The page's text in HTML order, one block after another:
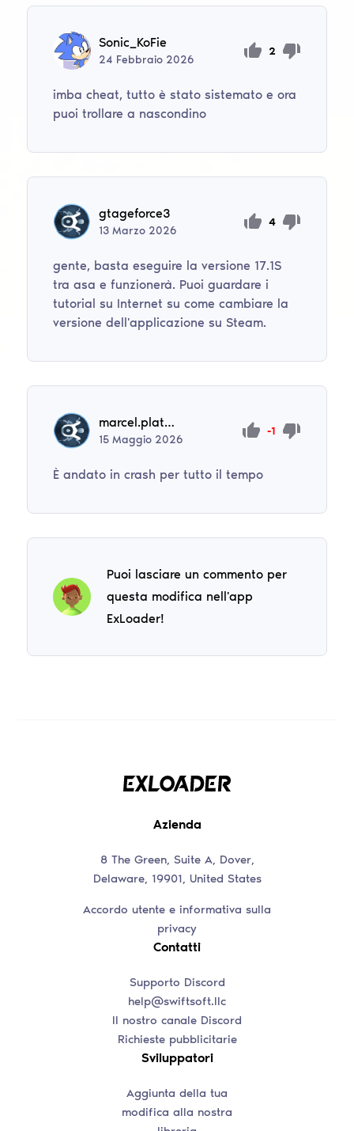
Sonic_KoFie
24 Febbraio 2026
2
imba cheat, tutto è stato sistemato e ora
puoi trollare a nascondino
gtageforce3
13Marzo 2026
4
gente, basta eseguire la versione 17.1S
tra asa e funzionerà. Puoi guardare i
tutorial su Internet su come cambiare la
versione dell'applicazione su Steam.
marcel.platz14
15Maggio 2026
-1
È andato in crash per tutto il tempo
Puoi lasciare un commento per
questa modifica nell'app
ExLoader!
Azienda
8 The Green, Suite A, Dover,
Delaware, 19901, United States
Accordo utente e informativa sulla
privacy
Contatti
Supporto Discord
help@swiftsoft.llc
Il nostro canale Discord
Richieste pubblicitarie
Sviluppatori
Aggiunta della tua
modifica alla nostra